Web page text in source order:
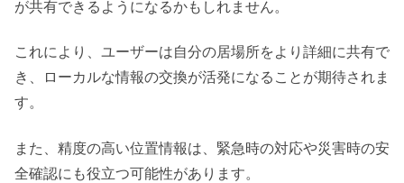
が共有できるようになるかもしれません。
これにより、ユーザーは自分の居場所をより詳細に共有で
き、ローカルな情報の交換が活発になることが期待されま
す。
また、精度の高い位置情報は、緊急時の対応や災害時の安
全確認にも役立つ可能性があります。